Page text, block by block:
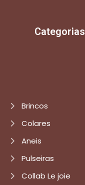
Categorias
Brincos
Colares
Aneis
Pulseiras
Collab Le joie